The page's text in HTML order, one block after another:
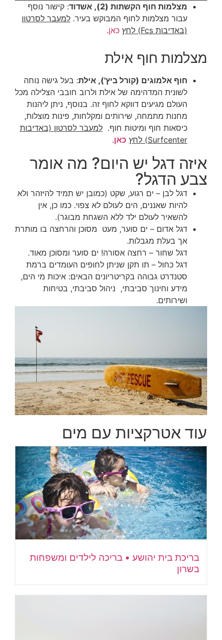
מצלמות חוף הקשתות (2), אשדוד
: קישור נוסף
עבור מצלמות לחוף המבוקש בעיר. למעבר לסרטון
(באדיבות Fcs) לחץ
כאן.
מצלמות חוף אילת
חוף אלמוגים (קורל ביץ'), אילת: בעל גישה נוחה
לשונית המדהימה של אילת ולרוב חובבי הצלילה מכל
העולם מגיעים דווקא לחוף זה. בנוסף, ניתן ליהנות
מחנות מתמחה, שירותים ומקלחות, פינות מוצלות,
כיסאות חוף ומיטות חוף. למעבר לסרטון (באדיבות
Surfcenter) לחץ כאן.
איזה דגל יש היום? מה אומר
צבע הדגל?
דגל לבן – ים רגוע, שקט (כמובן יש תמיד להיזהר ולא
להיות שאננים, הים לעולם לא צפוי. כמו כן, אין
להשאיר לעולם ילד ללא השגחת מבוגר).
דגל אדום – ים סוער, מעט מסוכן והרחצה בו מותרת
אך בעלת מגבלות.
דגל שחור – רחצה אסורה! ים סוער ומסוכן מאוד.
דגל כחול – תו תקן שניתן לחופים העומדים ברמת
סטנדרט גבוהה בקריטריונים הבאים: איכות מי הים,
מידע וחינוך סביבתי, ניהול סביבתי, בטיחות
ושירותים.
עוד אטרקציות עם מים
בריכת בית יהושע • בריכה לילדים ומשפחות
בשרון